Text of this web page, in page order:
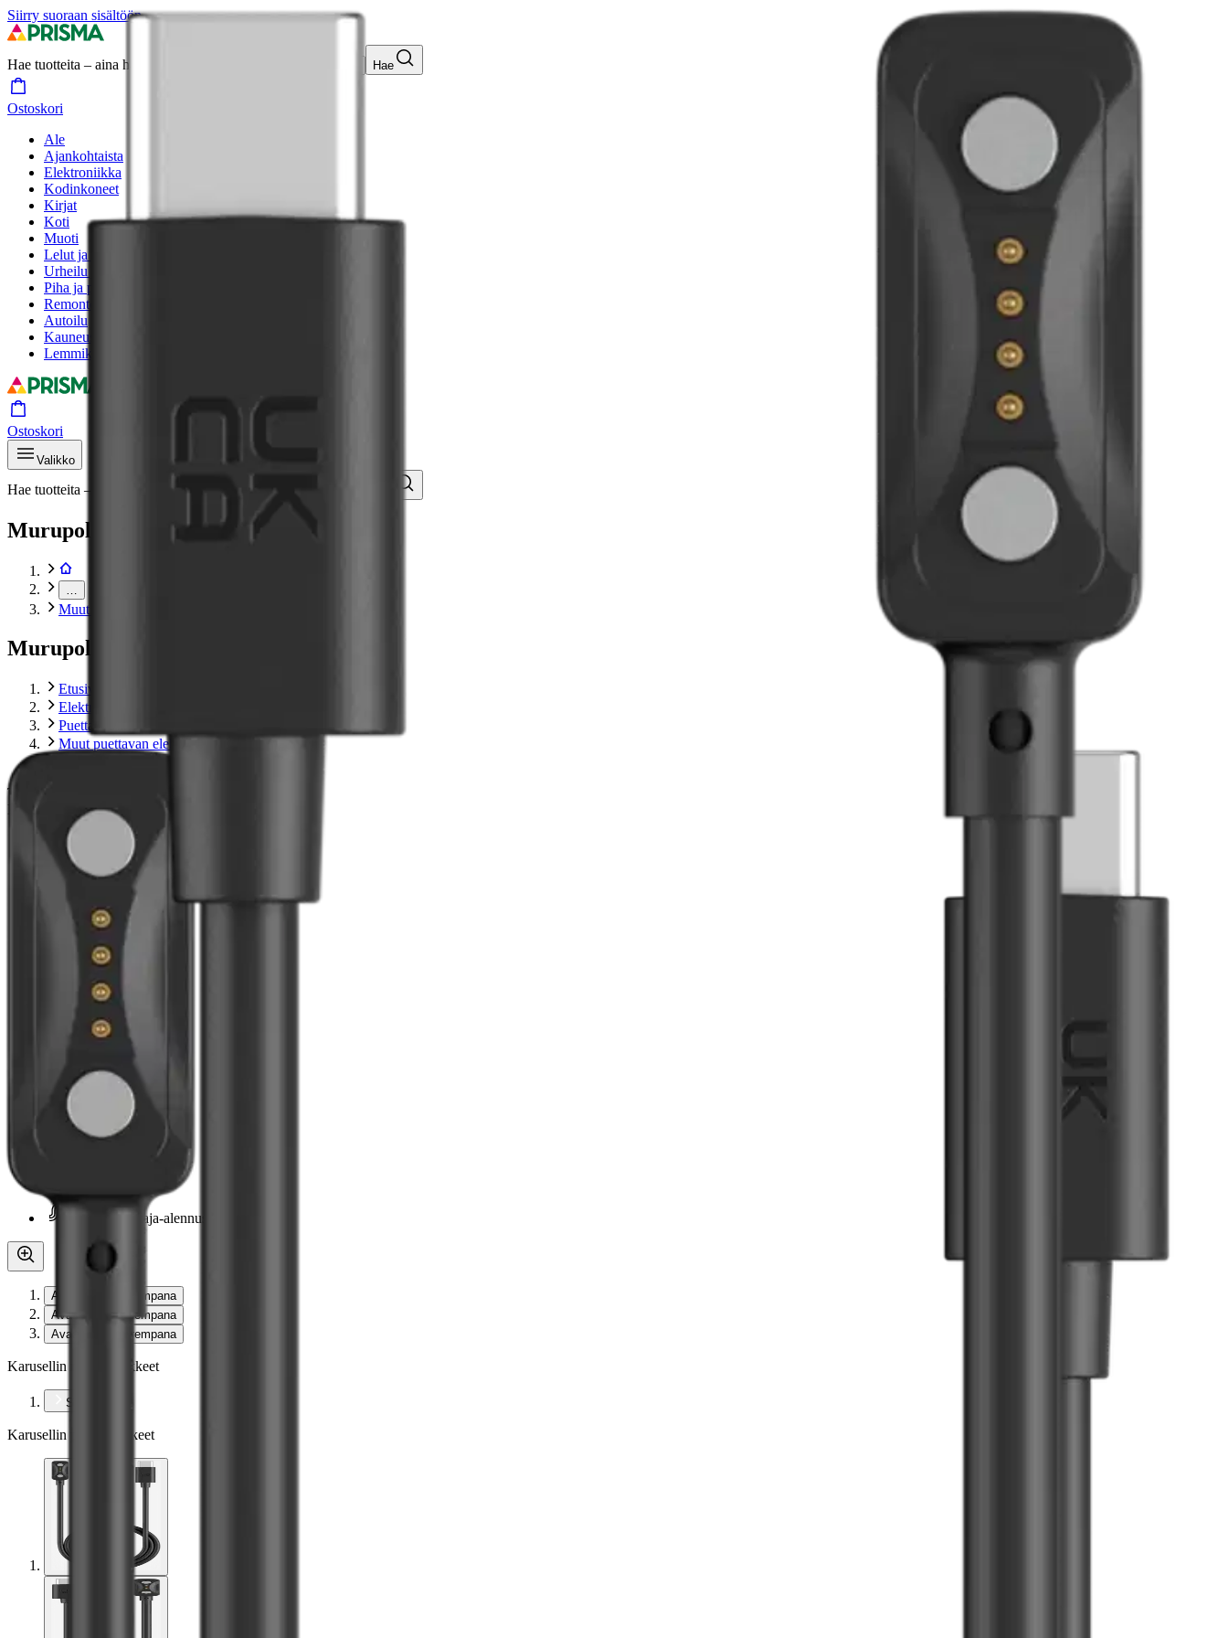
Siirry suoraan sisältöön
Hae tuotteita – aina halvat hinnat Hae
Ostoskori
Ale
Ajankohtaista
Elektroniikka
Kodinkoneet
Kirjat
Koti
Muoti
Lelut ja lastentarvikkeet
Urheilu ja vapaa-aika
Piha ja puutarha
Remontointi
Autoilu
Kauneus ja hyvinvointi
Lemmikit
Ostoskori
Valikko
Hae tuotteita – aina halvat hinnat
Murupolku
Muut puettavan elektroniikan tarvikkeet
Murupolku
Etusivu
Elektroniikka
Puettava elektroniikka
Muut puettavan elektroniikan tarvikkeet
Tuotekuvat- ja videot
Karusellin pikakuvakkeet
Asiakasomistaja-alennus
Avaa kuva suurempana
Avaa kuva suurempana
Avaa kuva suurempana
Karusellin nuolipainikkeet
Seuraava
Karusellin pikakuvakkeet